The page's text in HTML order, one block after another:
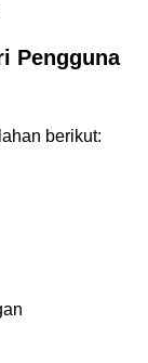
Pengguna
berikut: